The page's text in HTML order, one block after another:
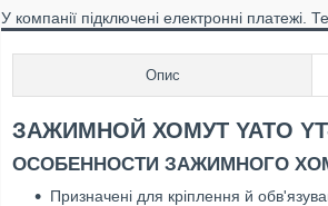
У компанії підключені електронні
Опис
ЗАЖИМНОЙ ХОМУТ YATO
ОСОБЕННОСТИ ЗАЖИМНОГО
Призначені для кріплення й